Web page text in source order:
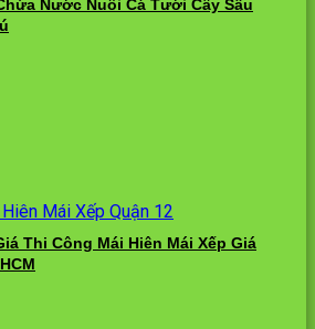
Nước Nuôi Cá Tưới Cây Sầu
Thi Công Mái Hiên Mái Xếp Giá